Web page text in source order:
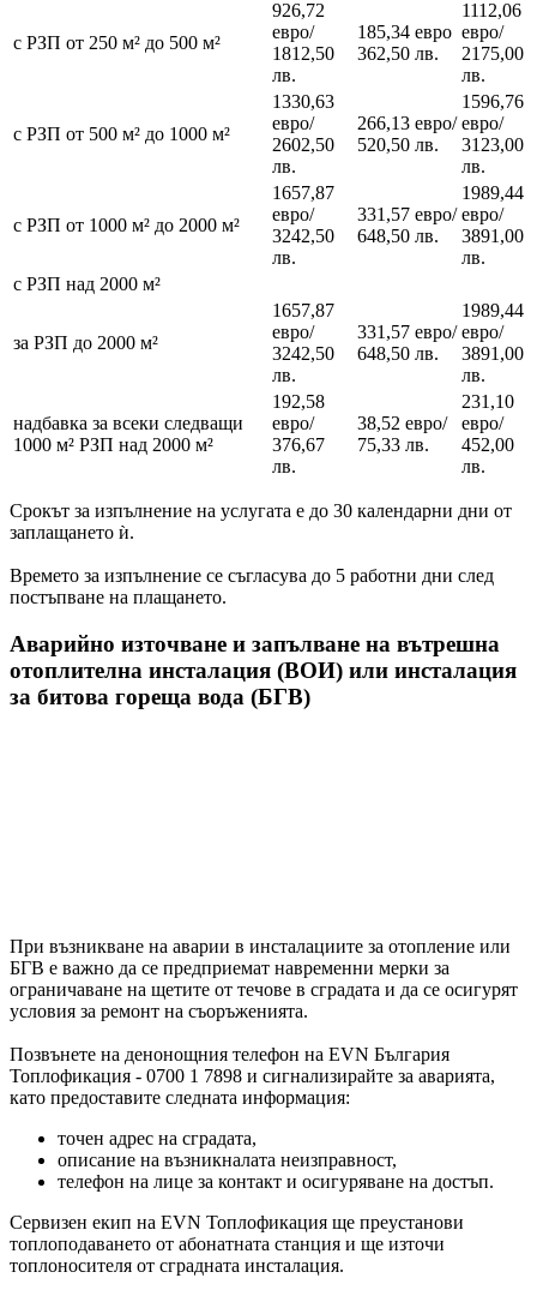
с РЗП от 250 м² до 500 м²
926,72
евро/
1812,50
лв.
185,34 евро
362,50 лв.
1112,06
евро/
2175,00
лв.
с РЗП от 500 м² до 1000 м²
1330,63
евро/
2602,50
лв.
266,13 евро/
520,50 лв.
1596,76
евро/
3123,00
лв.
с РЗП от 1000 м² до 2000 м²
1657,87
евро/
3242,50
лв.
331,57 евро/
648,50 лв.
1989,44
евро/
3891,00
лв.
с РЗП над 2000 м²
за РЗП до 2000 м²
1657,87
евро/
3242,50
лв.
331,57 евро/
648,50 лв.
1989,44
евро/
3891,00
лв.
надбавка за всеки следващи
1000 м² РЗП над 2000 м²
192,58
евро/
376,67
лв.
38,52 евро/
75,33 лв.
231,10
евро/
452,00
лв.
Срокът за изпълнение на услугата е до 30 календарни дни от
заплащането ѝ.
Времето за изпълнение се съгласува до 5 работни дни след
постъпване на плащането.
Аварийно източване и запълване на вътрешна
отоплителна инсталация (ВОИ) или инсталация
за битова гореща вода (БГВ)
При възникване на аварии в инсталациите за отопление или
БГВ е важно да се предприемат навременни мерки за
ограничаване на щетите от течове в сградата и да се осигурят
условия за ремонт на съоръженията.
Позвънете на денонощния телефон на EVN България
Топлофикация - 0700 1 7898 и сигнализирайте за аварията,
като предоставите следната информация:
точен адрес на сградата,
описание на възникналата неизправност,
телефон на лице за контакт и осигуряване на достъп.
Сервизен екип на EVN Топлофикация ще преустанови
топлоподаването от абонатната станция и ще източи
топлоносителя от сградната инсталация.